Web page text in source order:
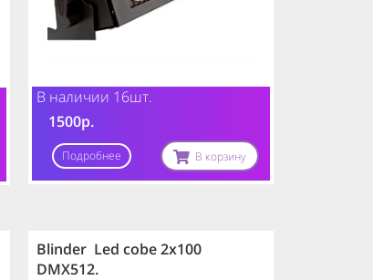
В наличии 16шт.
1500р.
Подробнее В корзину
Blinder Led cobe 2x100
DMX512.